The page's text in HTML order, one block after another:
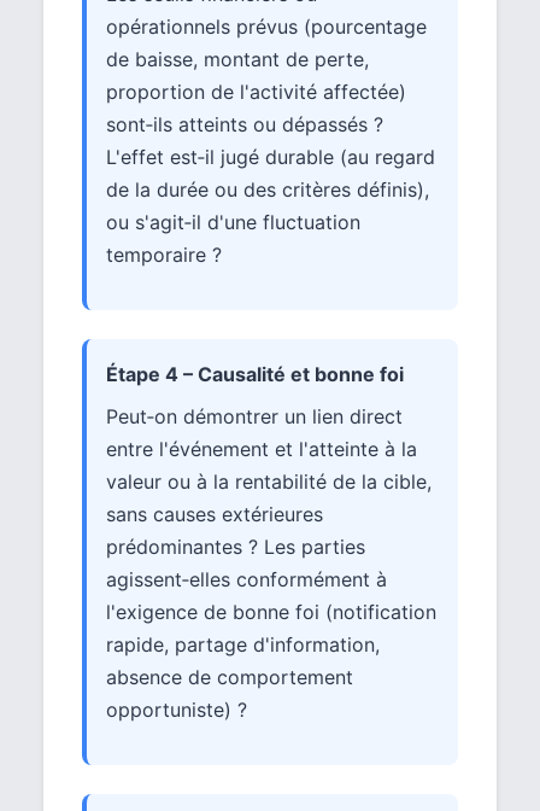
opérationnels prévus (pourcentage
de baisse, montant de perte,
proportion de l'activité affectée)
sont‑ils atteints ou dépassés ?
L'effet est‑il jugé durable (au regard
de la durée ou des critères définis),
ou s'agit‑il d'une fluctuation
temporaire ?
Étape 4 – Causalité et bonne foi
Peut‑on démontrer un lien direct
entre l'événement et l'atteinte à la
valeur ou à la rentabilité de la cible,
sans causes extérieures
prédominantes ? Les parties
agissent‑elles conformément à
l'exigence de bonne foi (notification
rapide, partage d'information,
absence de comportement
opportuniste) ?